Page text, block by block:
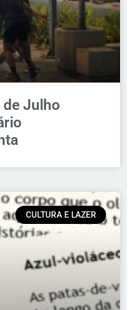
de Julho
CULTURA E LAZER